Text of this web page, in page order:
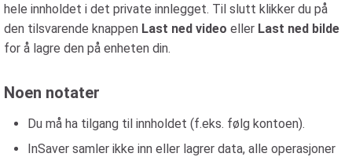
hele innholdet i det private innlegget. Til slutt klikker du på
den tilsvarende knappen Last ned video eller Last ned bilde
for å lagre den på enheten din.
Noen notater
Du må ha tilgang til innholdet (f.eks. følg kontoen).
InSaver samler ikke inn eller lagrer data, alle operasjoner